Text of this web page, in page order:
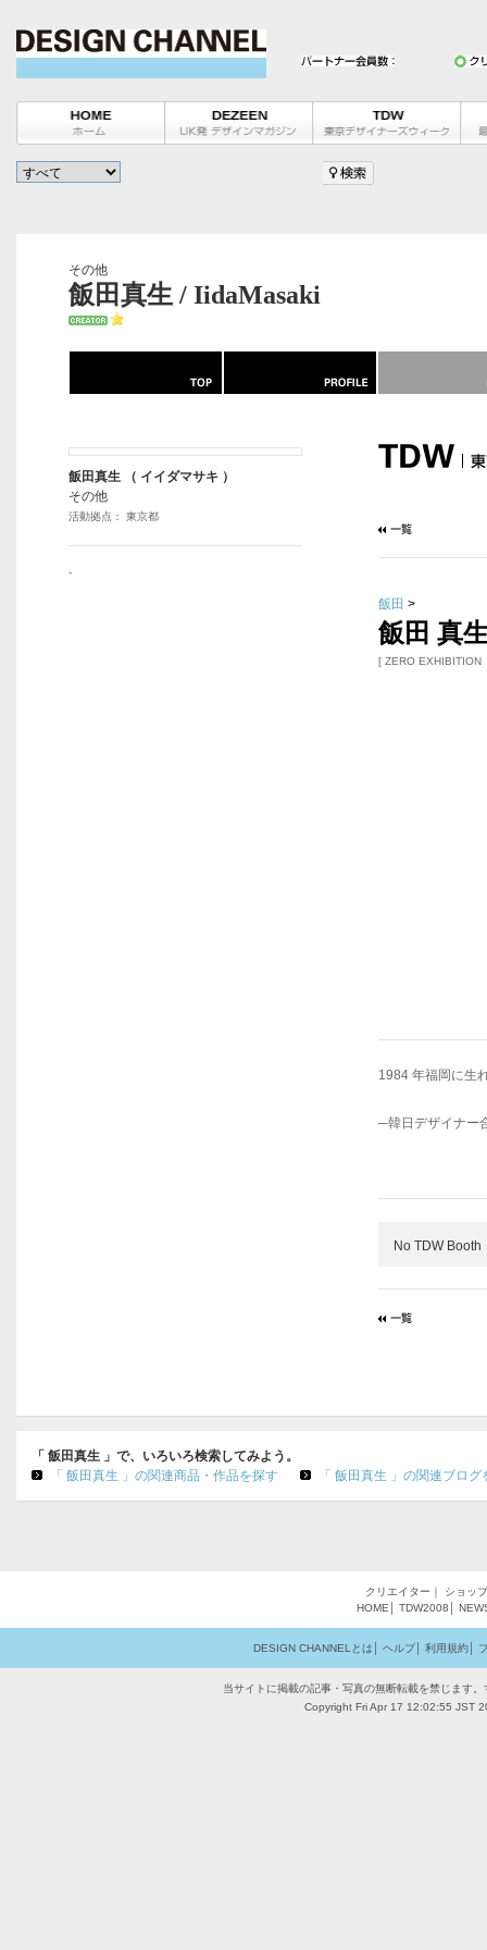
その他
飯田真生 / IidaMasaki
飯田 >
飯田 真
[ ZERO EXHIBITION
1984 年福岡に生
─韓日デザイナー
No TDW Booth
飯田真生 （ イイダマサキ ）
その他
活動拠点： 東京都
-
「 飯田真生 」で、いろいろ検索してみよう。
「 飯田真生 」の関連商品・作品を探す
「 飯田真生 」の関連ブログ
クリエイター ｜ ショップ
HOME
TDW2008
DESIGN CHANNELとは ヘルプ│ 利用規約│
当サイトに掲載の記事・写真の無断転載を禁じます
Copyright Fri Apr 17 12:02:55 JST